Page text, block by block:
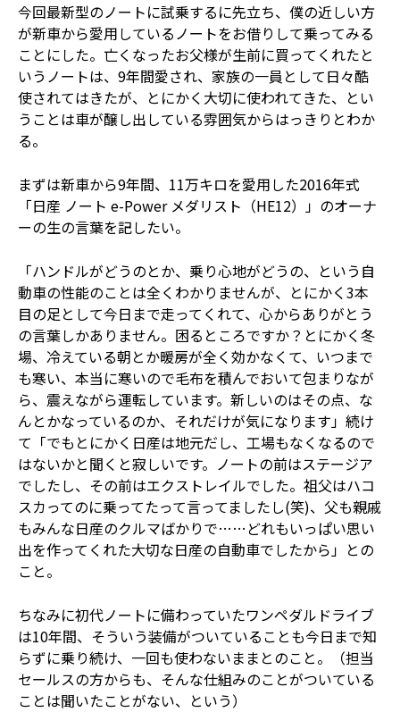
今回最新型のノートに試乗するに先立ち、僕の近しい方
が新車から愛用しているノートをお借りして乗ってみる
ことにした。亡くなったお父様が生前に買ってくれたと
いうノートは、9年間愛され、家族の一員として日々酷
使されてはきたが、とにかく大切に使われてきた、とい
うことは車が醸し出している雰囲気からはっきりとわか
る。
まずは新車から9年間、11万キロを愛用した2016年式
「日産 ノート e-Power メダリスト（HE12）」のオーナ
ーの生の言葉を記したい。
「ハンドルがどうのとか、乗り心地がどうの、という自
動車の性能のことは全くわかりませんが、とにかく3本
目の足として今日まで走ってくれて、心からありがとう
の言葉しかありません。困るところですか？とにかく冬
場、冷えている朝とか暖房が全く効かなくて、いつまで
も寒い、本当に寒いので毛布を積んでおいて包まりなが
ら、震えながら運転しています。新しいのはその点、な
んとかなっているのか、それだけが気になります」続け
て「でもとにかく日産は地元だし、工場もなくなるので
はないかと聞くと寂しいです。ノートの前はステージア
でしたし、その前はエクストレイルでした。祖父はハコ
スカってのに乗ってたって言ってましたし(笑)、父も親戚
もみんな日産のクルマばかりで……どれもいっぱい思い
出を作ってくれた大切な日産の自動車でしたから」との
こと。
ちなみに初代ノートに備わっていたワンペダルドライブ
は10年間、そういう装備がついていることも今日まで知
らずに乗り続け、一回も使わないままとのこと。（担当
セールスの方からも、そんな仕組みのことがついている
ことは聞いたことがない、という）